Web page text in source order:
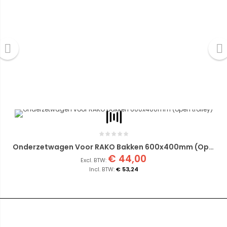
Onderzetwagen Voor RAKO Bakken 600x400mm (open Trolley)
€ 53,24
€ 44,00